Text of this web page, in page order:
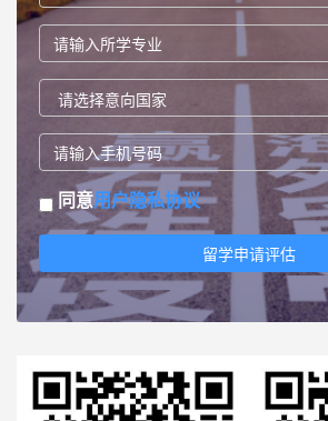
同意用户隐私协议
留学申请评估